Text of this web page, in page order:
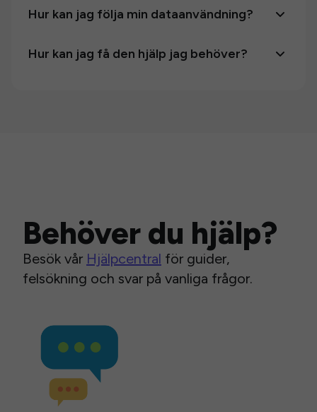
Hur kan jag följa min dataanvändning?
Hur kan jag få den hjälp jag behöver?
Behöver du hjälp?
Besök vår Hjälpcentral för guider,
felsökning och svar på vanliga frågor.